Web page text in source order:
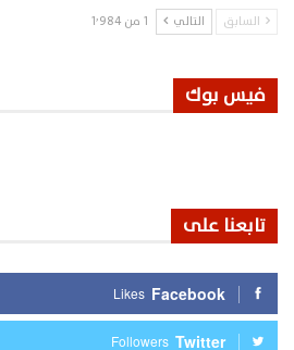
السابق التالي 1 من 1٬984
فيس بوك
تابعنا على
Facebook
Likes
Twitter
Followers